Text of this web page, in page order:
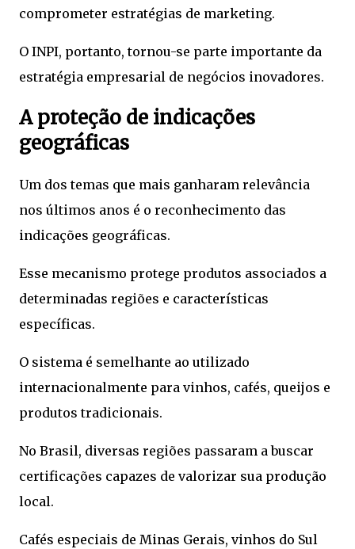
comprometer estratégias de marketing.
O INPI, portanto, tornou-se parte importante da
estratégia empresarial de negócios inovadores.
A proteção de indicações
geográficas
Um dos temas que mais ganharam relevância
nos últimos anos é o reconhecimento das
indicações geográficas.
Esse mecanismo protege produtos associados a
determinadas regiões e características
específicas.
O sistema é semelhante ao utilizado
internacionalmente para vinhos, cafés, queijos e
produtos tradicionais.
No Brasil, diversas regiões passaram a buscar
certificações capazes de valorizar sua produção
local.
Cafés especiais de Minas Gerais, vinhos do Sul